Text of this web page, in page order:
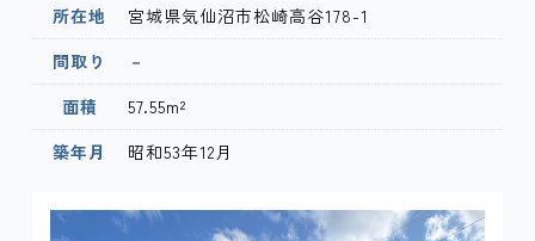
所在地
宮城県気仙沼市松崎高谷178-1
間取り
－
面積
57.55m²
築年月
昭和53年12月